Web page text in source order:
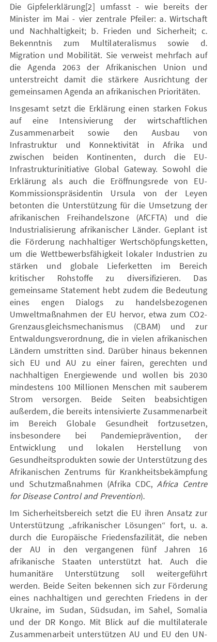
Die Gipfelerklärung[2] umfasst - wie bereits der
Minister im Mai - vier zentrale Pfeiler: a. Wirtschaft
und Nachhaltigkeit; b. Frieden und Sicherheit; c.
Bekenntnis zum Multilateralismus sowie d.
Migration und Mobilität. Sie verweist mehrfach auf
die Agenda 2063 der Afrikanischen Union und
unterstreicht damit die stärkere Ausrichtung der
gemeinsamen Agenda an afrikanischen Prioritäten.
Insgesamt setzt die Erklärung einen starken Fokus
auf eine Intensivierung der wirtschaftlichen
Zusammenarbeit sowie den Ausbau von
Infrastruktur und Konnektivität in Afrika und
zwischen beiden Kontinenten, durch die EU-
Infrastrukturinitiative Global Gateway. Sowohl die
Erklärung als auch die Eröffnungsrede von EU-
Kommissionspräsidentin Ursula von der Leyen
betonten die Unterstützung für die Umsetzung der
afrikanischen Freihandelszone (AfCFTA) und die
Industrialisierung afrikanischer Länder. Geplant ist
die Förderung nachhaltiger Wertschöpfungsketten,
um die Wettbewerbsfähigkeit lokaler Industrien zu
stärken und globale Lieferketten im Bereich
kritischer Rohstoffe zu diversifizieren. Das
gemeinsame Statement hebt zudem die Bedeutung
eines engen Dialogs zu handelsbezogenen
Umweltmaßnahmen der EU hervor, etwa zum CO2-
Grenzausgleichsmechanismus (CBAM) und zur
Entwaldungsverordnung, die in vielen afrikanischen
Ländern umstritten sind. Darüber hinaus bekennen
sich EU und AU zu einer fairen, gerechten und
nachhaltigen Energiewende und wollen bis 2030
mindestens 100 Millionen Menschen mit sauberem
Strom versorgen. Beide Seiten beabsichtigen
außerdem, die bereits intensivierte Zusammenarbeit
im Bereich Globale Gesundheit fortzusetzen,
insbesondere bei Pandemieprävention, der
Entwicklung und lokalen Herstellung von
Gesundheitsprodukten sowie der Unterstützung des
Afrikanischen Zentrums für Krankheitsbekämpfung
und Schutzmaßnahmen (Afrika CDC,Africa Centre
for Disease Control and Prevention).
Im Sicherheitsbereich setzt die EU ihren Ansatz zur
Unterstützung „afrikanischer Lösungen“ fort, u. a.
durch die Europäische Friedensfazilität, die neben
der AU in den vergangenen fünf Jahren 16
afrikanische Staaten unterstützt hat. Auch die
humanitäre Unterstützung soll weitergeführt
werden. Beide Seiten bekennen sich zur Förderung
eines nachhaltigen und gerechten Friedens in der
Ukraine, im Sudan, Südsudan, im Sahel, Somalia
und der DR Kongo. Mit Blick auf die multilaterale
Zusammenarbeit unterstützen AU und EU den UN-